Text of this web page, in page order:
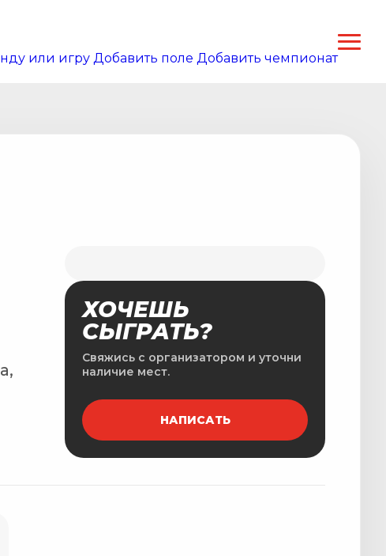
или игру Добавить поле Добавить чемпионат
ХОЧЕШЬ
СЫГРАТЬ?
Свяжись с организатором и уточни
наличие мест.
НАПИСАТЬ